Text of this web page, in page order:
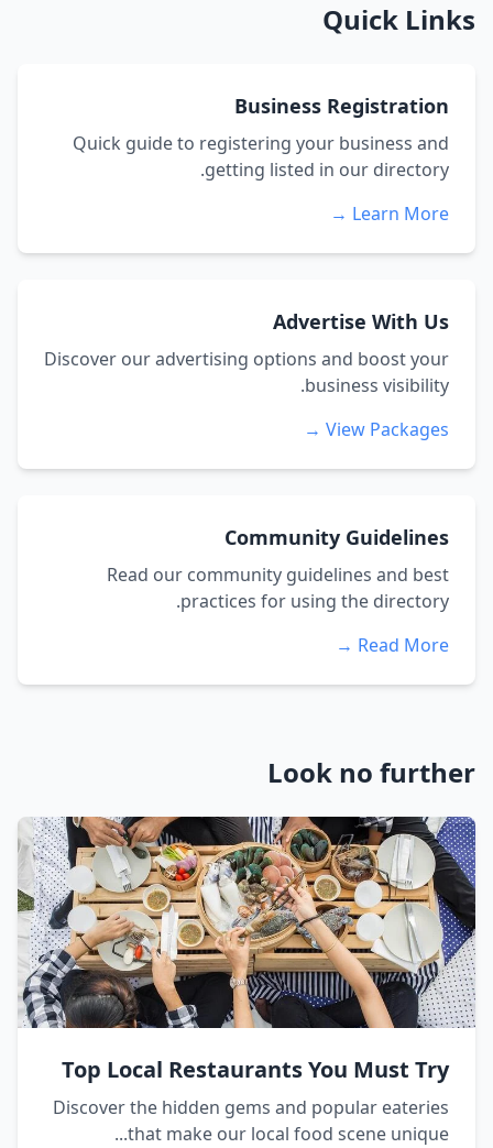
Quick Links
Business Registration
Quick guide to registering your business and
getting listed in our directory.
Learn More →
Advertise With Us
Discover our advertising options and boost your
business visibility.
View Packages →
Community Guidelines
Read our community guidelines and best
practices for using the directory.
Read More →
Look no further
Top Local Restaurants You Must Try
Discover the hidden gems and popular eateries
that make our local food scene unique...